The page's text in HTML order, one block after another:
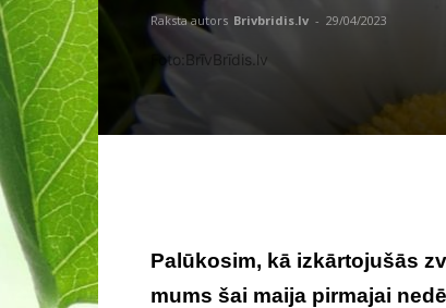
Raksta autors Brivbridis.lv - 29/04/2023
Foto:BrīvBrīdis.lv
Palūkosim, kā izkārtojušās
mums šai maija pirmajai